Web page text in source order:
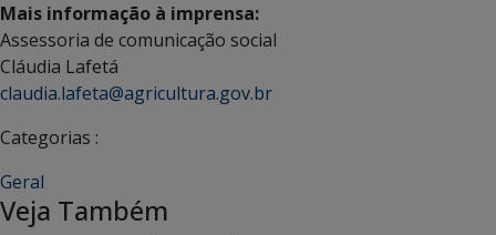
Mais informação à imprensa:
Assessoria de comunicação social
Cláudia Lafetá
claudia.lafeta@agricultura.gov.br
Categorias :
Geral
Veja Também